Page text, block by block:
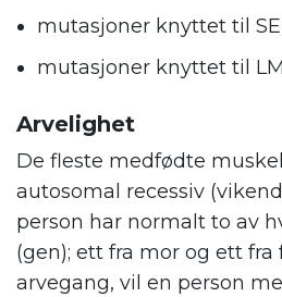
mutasjoner knyttet til
mutasjoner knyttet til
Arvelighet
De fleste medfødte
autosomal recessiv
person har normalt to av
(gen); ett fra mor og ett fra
arvegang, vil en person